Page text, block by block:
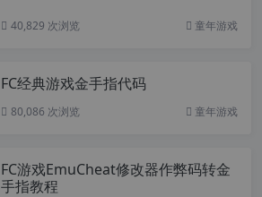
40,829 次浏览 童年游戏
FC经典游戏金手指代码
80,086 次浏览 童年游戏
FC游戏EmuCheat修改器作弊码转金
手指教程